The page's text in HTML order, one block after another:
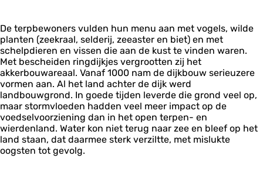
De terpbewoners vulden hun menu aan met vogels, wilde
planten (zeekraal, selderij, zeeaster en biet) en met
schelpdieren en vissen die aan de kust te vinden waren.
Met bescheiden ringdijkjes vergrootten zij het
akkerbouwareaal. Vanaf 1000 nam de dijkbouw serieuzere
vormen aan. Al het land achter de dijk werd
landbouwgrond. In goede tijden leverde die grond veel op,
maar stormvloeden hadden veel meer impact op de
voedselvoorziening dan in het open terpen- en
wierdenland. Water kon niet terug naar zee en bleef op het
land staan, dat daarmee sterk verziltte, met mislukte
oogsten tot gevolg.